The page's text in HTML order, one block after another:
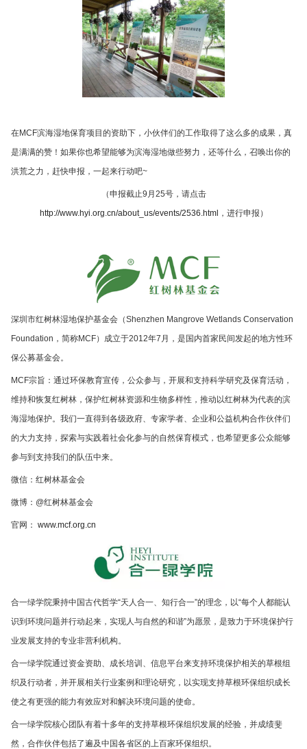
在MCF滨海湿地保育项目的资助下，小伙伴们的工作取得了这么多的成果，真
是满满的赞！如果你也希望能够为滨海湿地做些努力，还等什么，召唤出你的
洪荒之力，赶快申报，一起来行动吧~
（申报截止9月25号，请点击
http://www.hyi.org.cn/about_us/events/2536.html ，进行申报）
深圳市红树林湿地保护基金会（Shenzhen Mangrove Wetlands Conservation
Foundation，简称MCF）成立于2012年7月，是国内首家民间发起的地方性环
保公募基金会。
MCF宗旨：通过环保教育宣传，公众参与，开展和支持科学研究及保育活动，
维持和恢复红树林，保护红树林资源和生物多样性，推动以红树林为代表的滨
海湿地保护。我们一直得到各级政府、专家学者、企业和公益机构合作伙伴们
的大力支持，探索与实践着社会化参与的自然保育模式，也希望更多公众能够
参与到支持我们的队伍中来。
微信：红树林基金会
微博：@红树林基金会
官网： www.mcf.org.cn
合一绿学院秉持中国古代哲学“天人合一、知行合一”的理念，以“每个人都能认
识到环境问题并行动起来，实现人与自然的和谐”为愿景，是致力于环境保护行
业发展支持的专业非营利机构。
合一绿学院通过资金资助、成长培训、信息平台来支持环境保护相关的草根组
织及行动者，并开展相关行业案例和理论研究，以实现支持草根环保组织成长
使之有更强的能力有效应对和解决环境问题的使命。
合一绿学院核心团队有着十多年的支持草根环保组织发展的经验，并成绩斐
然，合作伙伴包括了遍及中国各省区的上百家环保组织。